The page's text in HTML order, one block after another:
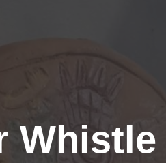
Whistle